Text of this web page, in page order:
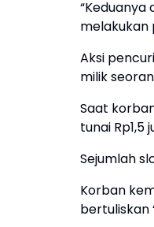
melakukan
Aksi
milik
Saat
tunai Rp1,5
Sejumlah
Korban
bertuliskan